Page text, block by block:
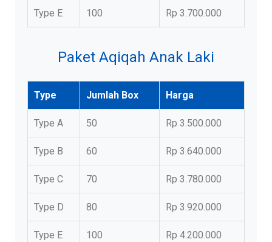
Type E 100 Rp 3.700.000
Paket Aqiqah Anak Laki
Type Jumlah Box Harga
Type A 50 Rp 3.500.000
Type B 60 Rp 3.640.000
Type C 70 Rp 3.780.000
Type D 80 Rp 3.920.000
Type E 100 Rp 4.200.000